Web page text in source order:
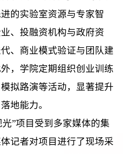
的实验室资源与专家智
、投融资机构与政府资
、商业模式验证与团队建
，学院定期组织创业训练
拟路演等活动，显著提升
地能力。
光”项目受到多家媒体的集
记者对项目进行了现场采